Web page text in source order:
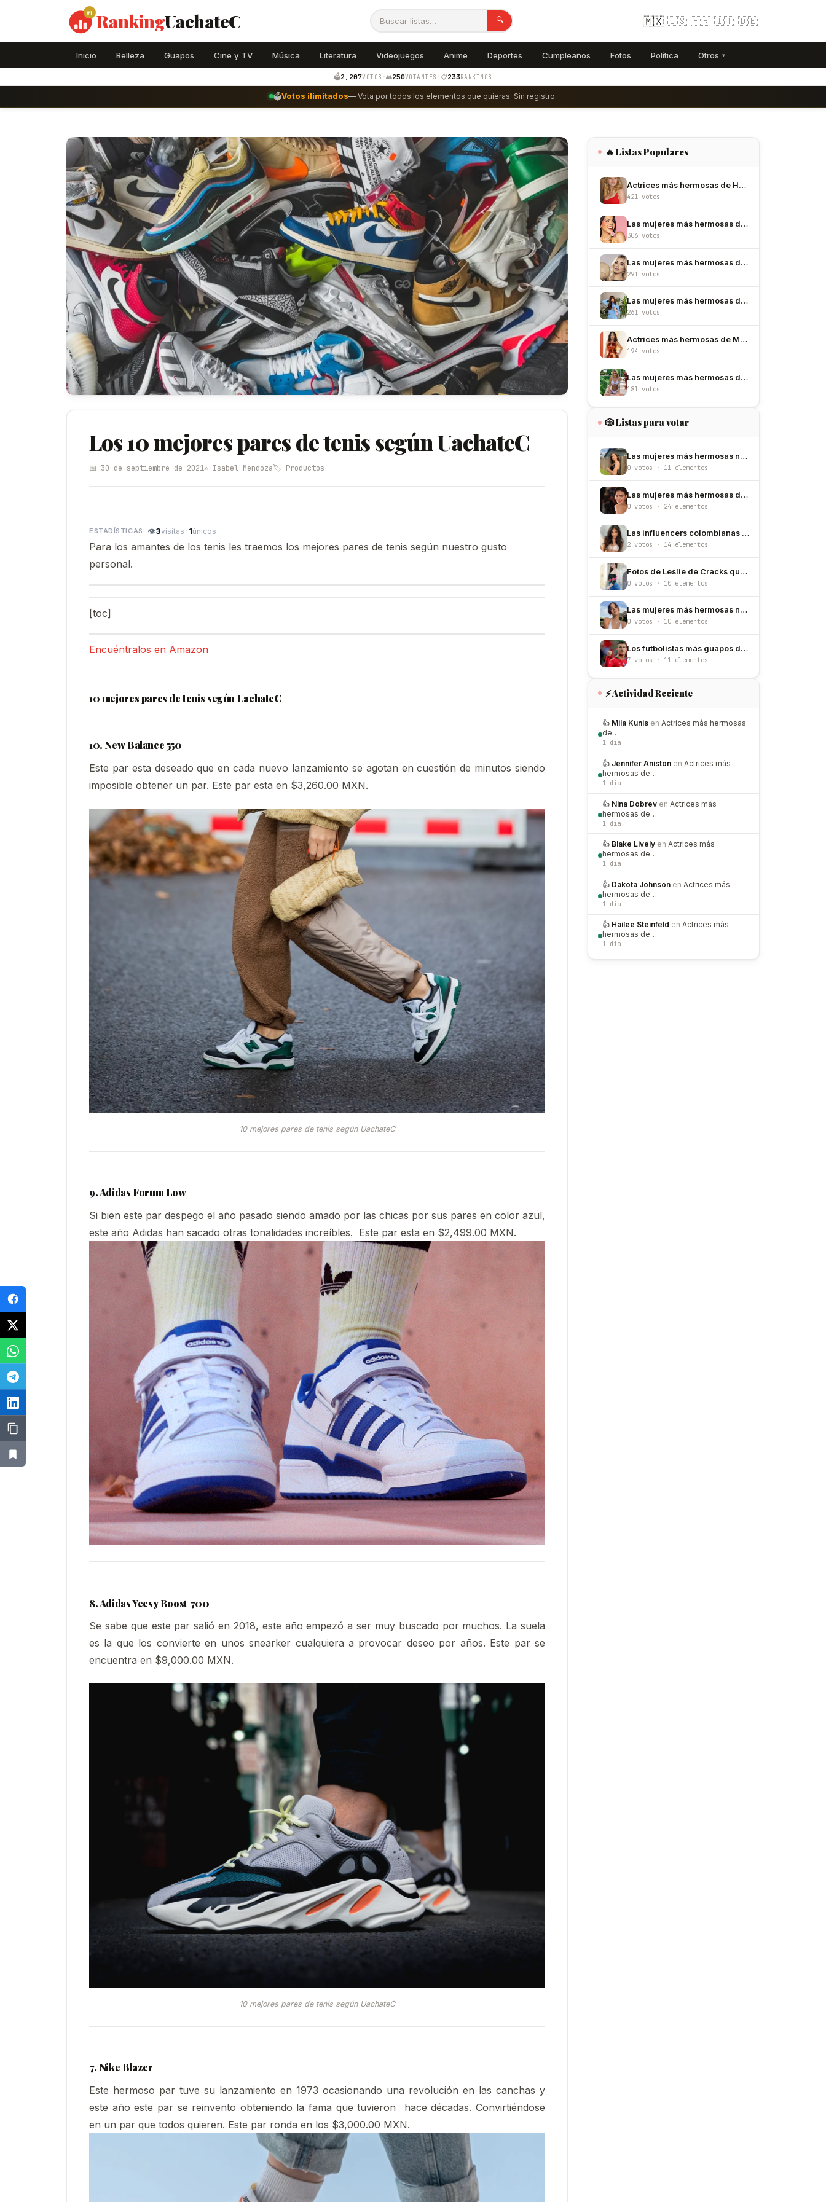
#1 RankingUachateC 🔍 🇲🇽 🇺🇸 🇫🇷 🇮🇹 🇩🇪
Inicio Belleza Guapos Cine y TV Música Literatura Videojuegos Anime Deportes Cumpleaños Fotos Política Otros ▾
🗳️2,207VOTOS ·👥250VOTANTES ·📋233RANKINGS
🗳️Votos ilimitados— Vota por todos los elementos que quieras. Sin registro.
Los 10 mejores pares de tenis según UachateC
📅 30 de septiembre de 2021✍️ Isabel Mendoza🏷️ Productos
👁3visitas · 1únicos
Para los amantes de los tenis les traemos los mejores pares de tenis según nuestro gusto
personal.
[toc]
Encuéntralos en Amazon
10 mejores pares de tenis según UachateC
10. New Balance 550
Este par esta deseado que en cada nuevo lanzamiento se agotan en cuestión de minutos siendo
imposible obtener un par. Este par esta en $3,260.00 MXN.
10 mejores pares de tenis según UachateC
9. Adidas Forum Low
Si bien este par despego el año pasado siendo amado por las chicas por sus pares en color azul,
este año Adidas han sacado otras tonalidades increíbles. Este par esta en $2,499.00 MXN.
8. Adidas Yeesy Boost 700
Se sabe que este par salió en 2018, este año empezó a ser muy buscado por muchos. La suela
es la que los convierte en unos snearker cualquiera a provocar deseo por años. Este par se
encuentra en $9,000.00 MXN.
10 mejores pares de tenis según UachateC
7. Nike Blazer
Este hermoso par tuve su lanzamiento en 1973 ocasionando una revolución en las canchas y
este año este par se reinvento obteniendo la fama que tuvieron hace décadas. Convirtiéndose
en un par que todos quieren. Este par ronda en los $3,000.00 MXN.
🔥 Listas Populares
Actrices más hermosas de Hollywood
421 votos
Las mujeres más hermosas de México
306 votos
Las mujeres más hermosas de Colombia
291 votos
Las mujeres más hermosas de España
261 votos
Actrices más hermosas de México
194 votos
Las mujeres más hermosas de Argentina
181 votos
🎲 Listas para votar
Las mujeres más hermosas nacidas un 28 de junio
0 votos · 11 elementos
Las mujeres más hermosas de Brasil
0 votos · 24 elementos
Las influencers colombianas más hermosas de Instagram
2 votos · 14 elementos
Fotos de Leslie de Cracks que explican por qué es de las más hermosas de México
0 votos · 10 elementos
Las mujeres más hermosas nacidas un 23 de junio
0 votos · 10 elementos
Los futbolistas más guapos del mundial 2026
7 votos · 11 elementos
⚡ Actividad Reciente
👍 Mila Kunis en Actrices más hermosas
de…
1 día
👍 Jennifer Aniston en Actrices más
hermosas de…
1 día
👍 Nina Dobrev en Actrices más
hermosas de…
1 día
👍 Blake Lively en Actrices más
hermosas de…
1 día
👍 Dakota Johnson en Actrices más
hermosas de…
1 día
👍 Hailee Steinfeld en Actrices más
hermosas de…
1 día